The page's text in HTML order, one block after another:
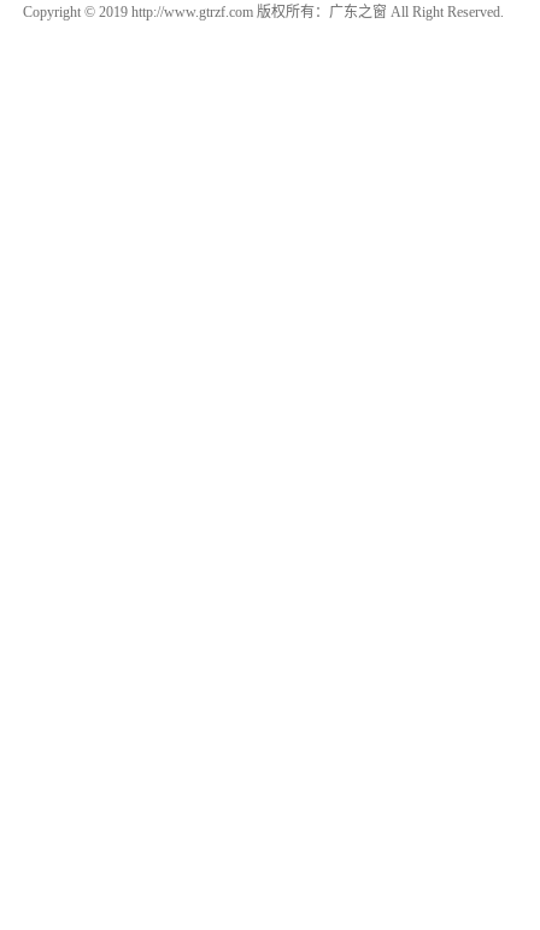
Copyright © 2019 http://www.gtrzf.com 版权所有：广东之窗 All Right Reserved.